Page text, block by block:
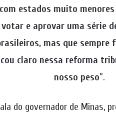
estados muito
votar e aprovar uma série
mas que sempre
claro nessa reforma
nosso peso”.
do governador de Minas,